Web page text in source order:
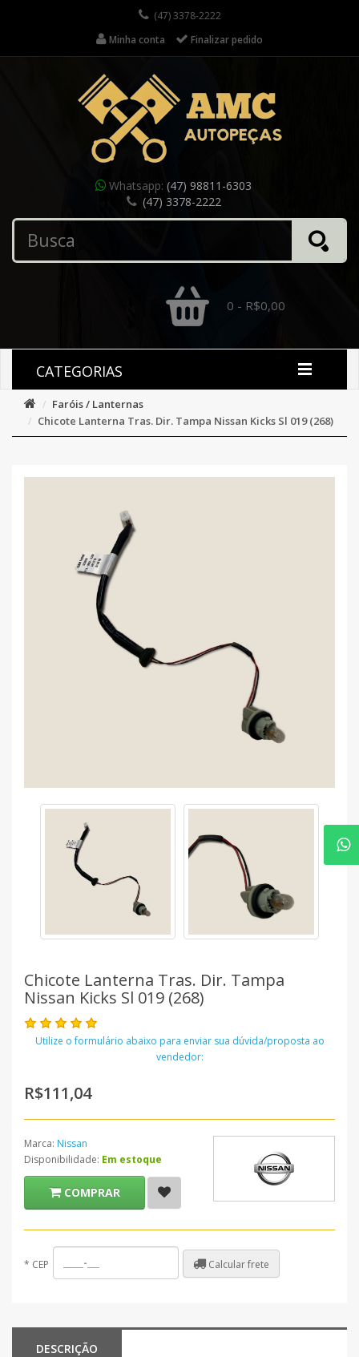
(47) 3378-2222
Minha conta
Finalizar pedido
Whatsapp: (47) 98811-6303
(47) 3378-2222
0 - R$0,00
CATEGORIAS
Faróis / Lanternas
Chicote Lanterna Tras. Dir. Tampa Nissan Kicks Sl 019 (268)
Chicote Lanterna Tras. Dir. Tampa
Nissan Kicks Sl 019 (268)
Utilize o formulário abaixo para enviar sua dúvida/proposta ao
vendedor:
R$111,04
Marca: Nissan
Disponibilidade: Em estoque
COMPRAR
* CEP Calcular frete
DESCRIÇÃO